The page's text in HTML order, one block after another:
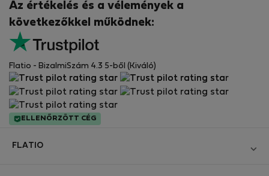
Az értékelés és a vélemények a
következőkkel működnek:
Flatio - BizalmiSzám 4.3 5-ből (Kiváló)
ELLENŐRZÖTT CÉG
FLATIO